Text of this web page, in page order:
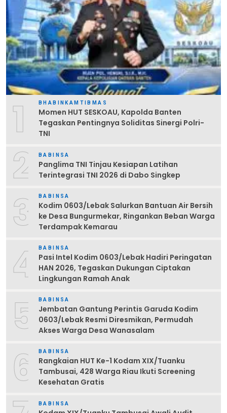
1 BHABINKAMTIBMAS
Momen HUT SESKOAU, Kapolda Banten
Tegaskan Pentingnya Soliditas Sinergi Polri-
TNI
2 BABINSA
Panglima TNI Tinjau Kesiapan Latihan
Terintegrasi TNI 2026 di Dabo Singkep
3 BABINSA
Kodim 0603/Lebak Salurkan Bantuan Air Bersih
ke Desa Bungurmekar, Ringankan Beban Warga
Terdampak Kemarau
4 BABINSA
Pasi Intel Kodim 0603/Lebak Hadiri Peringatan
HAN 2026, Tegaskan Dukungan Ciptakan
Lingkungan Ramah Anak
5 BABINSA
Jembatan Gantung Perintis Garuda Kodim
0603/Lebak Resmi Diresmikan, Permudah
Akses Warga Desa Wanasalam
6 BABINSA
Rangkaian HUT Ke-1 Kodam XIX/Tuanku
Tambusai, 428 Warga Riau Ikuti Screening
Kesehatan Gratis
BABINSA